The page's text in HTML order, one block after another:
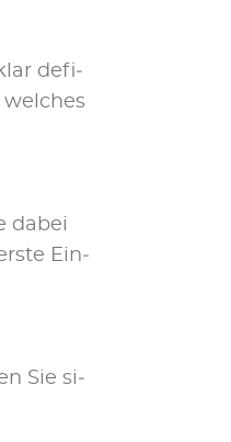
de­fi­
wel­ches
da­bei
Ein­
Sie si­